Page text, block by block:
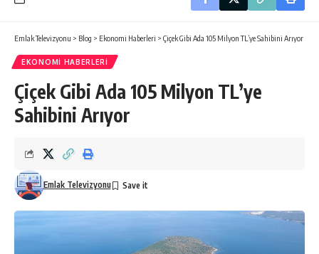
Emlak Televizyonu > Blog > Ekonomi Haberleri > Çiçek Gibi Ada 105 Milyon TL’ye Sahibini Arıyor
EKONOMI HABERLERI
Çiçek Gibi Ada 105 Milyon TL’ye
Sahibini Arıyor
Emlak Televizyonu